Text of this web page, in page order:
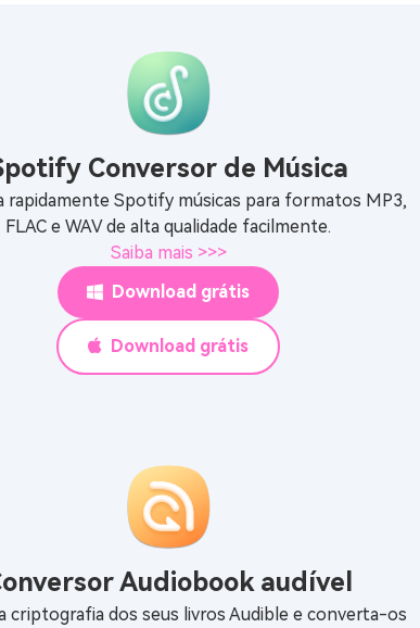
Conversor de Música
rapidamente Spotify músicas para formatos MP3,
FLAC e WAV de alta qualidade facilmente.
Saiba mais >>>
Download grátis
Download grátis
Audiobook audível
criptografia dos seus livros Audible e converta-os